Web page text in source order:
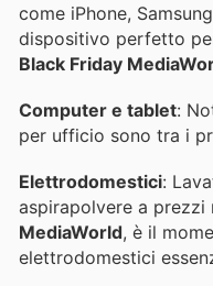
come iPhone,
dispositivo perfetto
Black Friday
Computer e tablet:
per ufficio sono tra i
Elettrodomestici:
aspirapolvere a
MediaWorld, è il
elettrodomestici